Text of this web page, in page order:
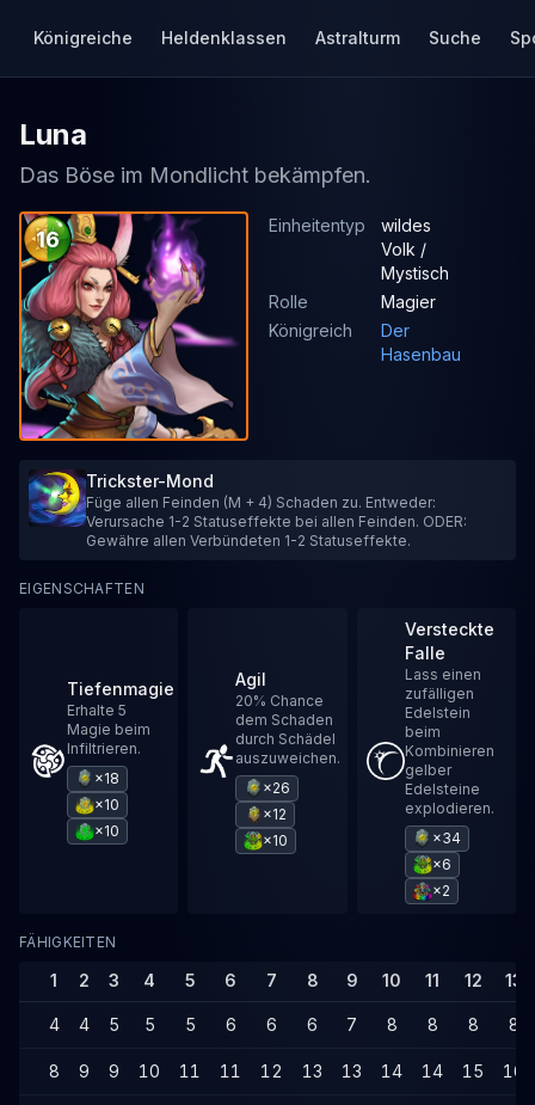
Königreiche Heldenklassen Astralturm Suche
Luna
Das Böse im Mondlicht bekämpfen.
16
Einheitentyp
wildes
Volk /
Mystisch
Rolle
Magier
Königreich
Der
Hasenbau
Trickster-Mond
Füge allen Feinden (M + 4) Schaden zu. Entweder:
Verursache 1-2 Statuseffekte bei allen Feinden. ODER:
Gewähre allen Verbündeten 1-2 Statuseffekte.
EIGENSCHAFTEN
Tiefenmagie
Erhalte 5
Magie beim
Infiltrieren.
×18
×10
×10
Agil
20% Chance
dem Schaden
durch Schädel
auszuweichen.
×26
×12
×10
Versteckte
Falle
Lass einen
zufälligen
Edelstein
beim
Kombinieren
gelber
Edelsteine
explodieren.
×34
×6
×2
FÄHIGKEITEN
1 2 3 4 5 6 7 8 9 10 11 12 13
4 4 5 5 5 6 6 6 7 8 8 8 8
8 9 9 10 11 11 12 13 13 14 14 15 16